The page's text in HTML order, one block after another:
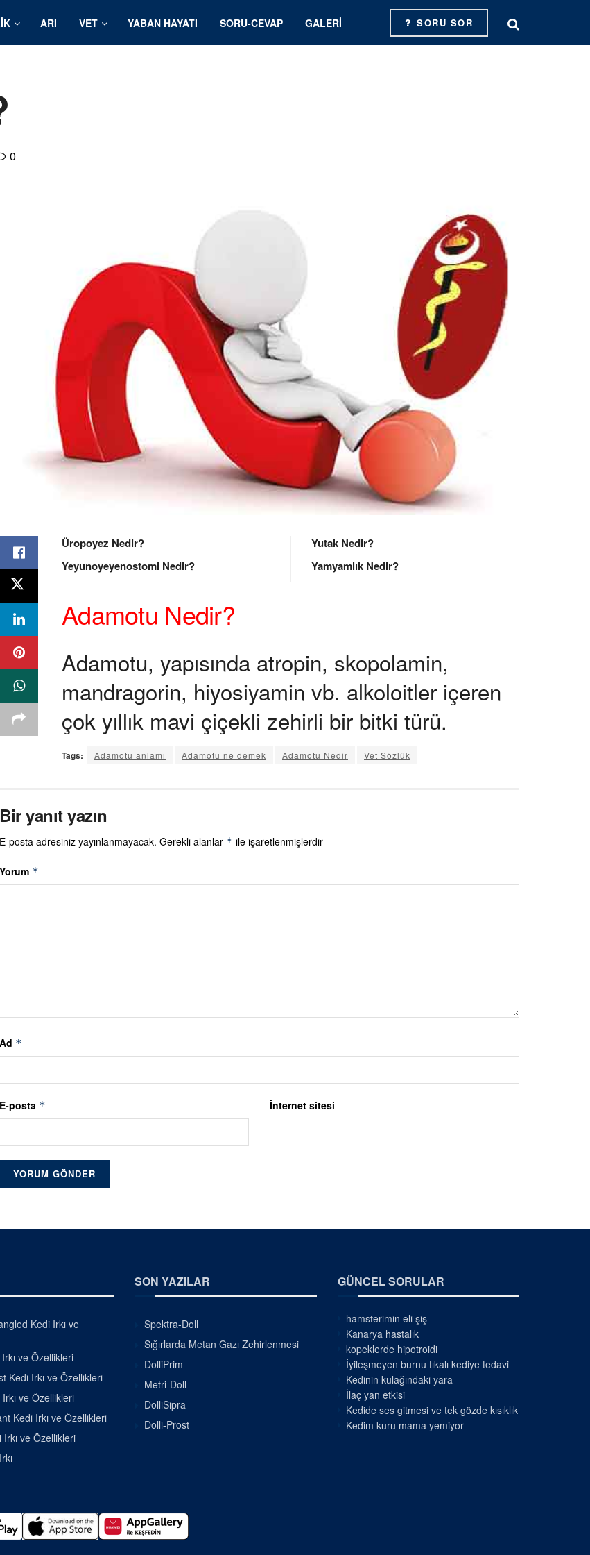
ARI VET YABAN HAYATI SORU-CEVAP GALERI SORU SOR
0
Üropoyez Nedir?
Yeyunoyeyenostomi Nedir?
Yutak Nedir?
Yamyamlık Nedir?
Adamotu Nedir?
Adamotu, yapısında atropin, skopolamin,
mandragorin, hiyosiyamin vb. alkoloitler içeren
çok yıllık mavi çiçekli zehirli bir bitki türü.
Tags: Adamotu anlamı Adamotu ne demek Adamotu Nedir Vet Sözlük
Bir yanıt yazın
E-posta adresiniz yayınlanmayacak. Gerekli alanlar * ile işaretlenmişlerdir
Yorum *
Ad *
E-posta * İnternet sitesi
Kedi Irkı ve
ve Özellikleri
Kedi Irkı ve Özellikleri
ve Özellikleri
Kedi Irkı ve Özellikleri
ve Özellikleri
SON YAZILAR
Spektra-Doll
Sığırlarda Metan Gazı Zehirlenmesi
DolliPrim
Metri-Doll
DolliSipra
Dolli-Prost
GÜNCEL SORULAR
hamsterimin eli şiş
Kanarya hastalık
kopeklerde hipotroidi
İyileşmeyen burnu tıkalı kediye tedavi
Kedinin kulağındaki yara
İlaç yan etkisi
Kedide ses gitmesi ve tek gözde kısıklık
Kedim kuru mama yemiyor